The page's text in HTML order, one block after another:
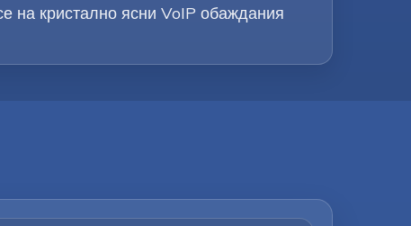
на кристално ясни VoIP обаждания